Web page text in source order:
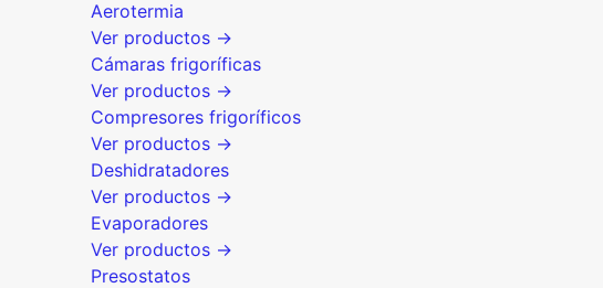
Aerotermia
Ver productos →
Cámaras frigoríficas
Ver productos →
Compresores frigoríficos
Ver productos →
Deshidratadores
Ver productos →
Evaporadores
Ver productos →
Presostatos